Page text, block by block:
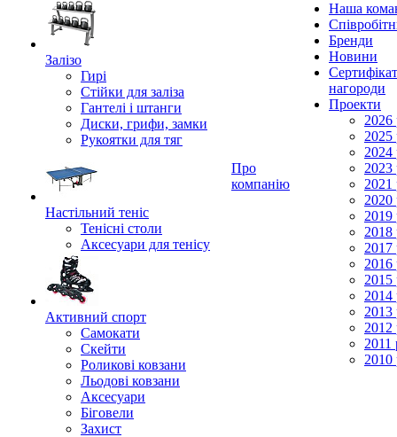
Залізо
Гирі
Стійки для заліза
Гантелі і штанги
Диски, грифи, замки
Рукоятки для тяг
Настільний теніс
Тенісні столи
Аксесуари для тенісу
Активний спорт
Самокати
Скейти
Роликові ковзани
Льодові ковзани
Аксесуари
Біговели
Захист
Про
компанію
Наша
Бренди
Новини
нагороди
Проекти
2026
2025
2024
2023
2021
2020
2019
2018
2017
2016
2015
2014
2013
2012
2011
2010